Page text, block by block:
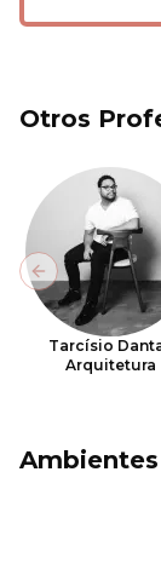
Otros
Tarcísio
Arquitetura
Previous